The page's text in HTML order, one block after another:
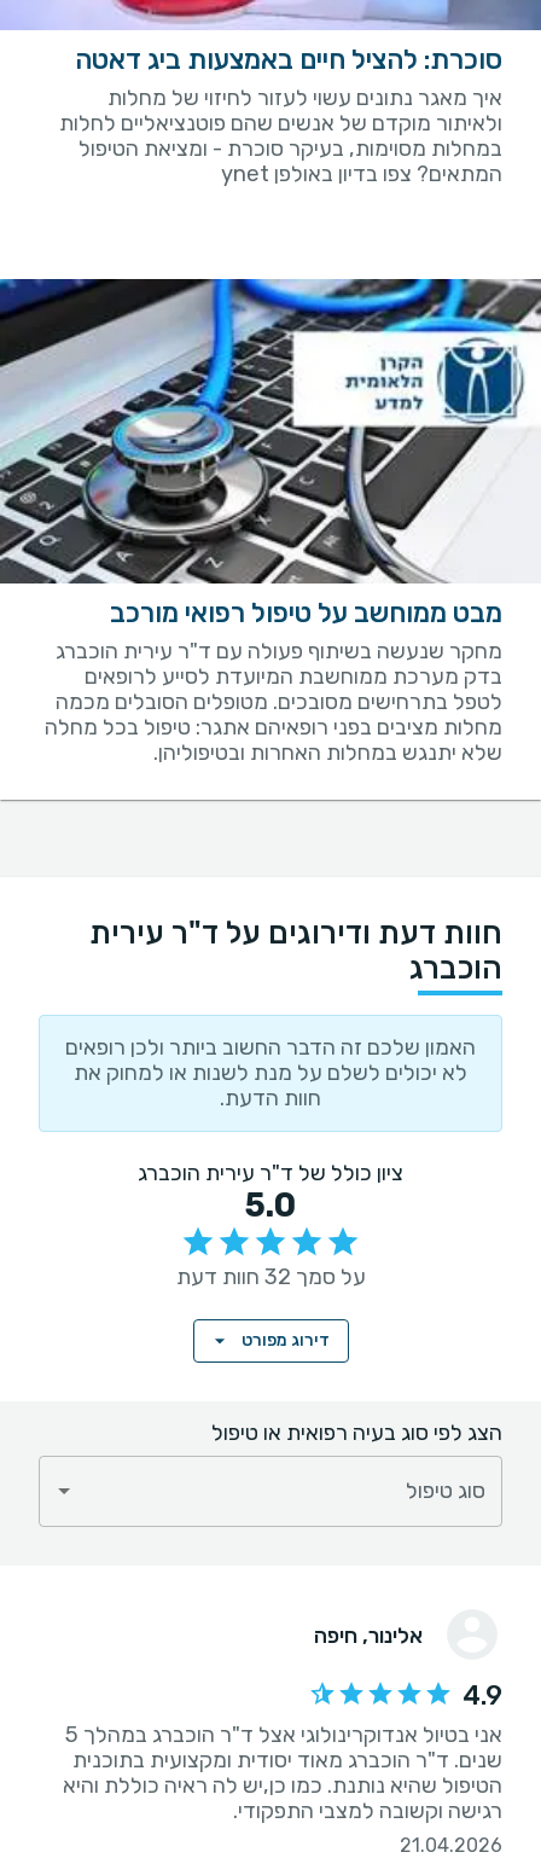
סוכרת: להציל חיים באמצעות ביג דאטה
איך מאגר נתונים עשוי לעזור לחיזוי של מחלות
ולאיתור מוקדם של אנשים שהם פוטנציאליים לחלות
במחלות מסוימות, בעיקר סוכרת - ומציאת הטיפול
המתאים? צפו בדיון באולפן ynet
מבט ממוחשב על טיפול רפואי מורכב
מחקר שנעשה בשיתוף פעולה עם ד"ר עירית הוכברג
בדק מערכת ממוחשבת המיועדת לסייע לרופאים
לטפל בתרחישים מסובכים. מטופלים הסובלים מכמה
מחלות מציבים בפני רופאיהם אתגר: טיפול בכל מחלה
שלא יתנגש במחלות האחרות ובטיפוליהן.
חוות דעת ודירוגים על ד"ר עירית
הוכברג
האמון שלכם זה הדבר החשוב ביותר ולכן רופאים
לא יכולים לשלם על מנת לשנות או למחוק את
חוות הדעת.
ציון כולל של ד"ר עירית הוכברג
5.0
על סמך 32 חוות דעת
דירוג מפורט
הצג לפי סוג בעיה רפואית או טיפול
סוג טיפול
אלינור, חיפה
4.9
אני בטיול אנדוקרינולוגי אצל ד"ר הוכברג במהלך 5
שנים. ד"ר הוכברג מאוד יסודית ומקצועית בתוכנית
הטיפול שהיא נותנת. כמו כן,יש לה ראיה כוללת והיא
רגישה וקשובה למצבי התפקודי.
21.04.2026